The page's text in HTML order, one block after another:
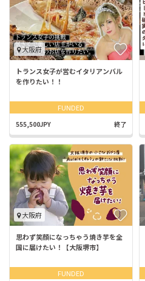
大阪府
トランス女子が営むイタリアンバル
を作りたい！！
FUNDED
555,500JPY 終了
大阪府
思わず笑顔になっちゃう焼き芋を全
国に届けたい！【大阪堺市】
FUNDED